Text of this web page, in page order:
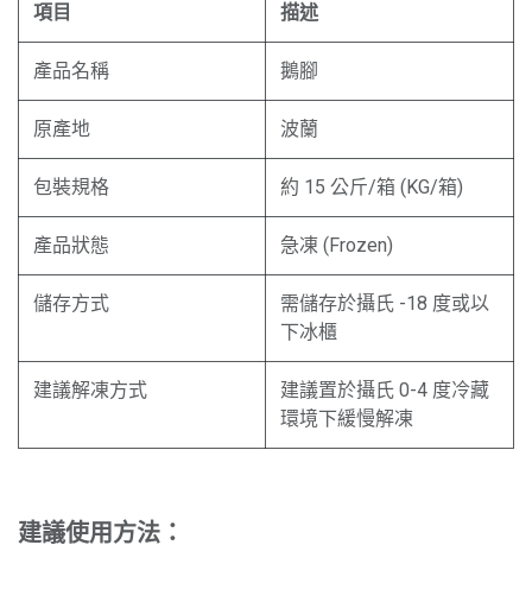
項目 描述
產品名稱 鵝腳
原產地 波蘭
包裝規格 約 15 公斤/箱 (KG/箱)
產品狀態 急凍 (Frozen)
儲存方式
需儲存於攝氏 -18 度或以
下冰櫃
建議解凍方式
建議置於攝氏 0-4 度冷藏
環境下緩慢解凍
建議使用方法：